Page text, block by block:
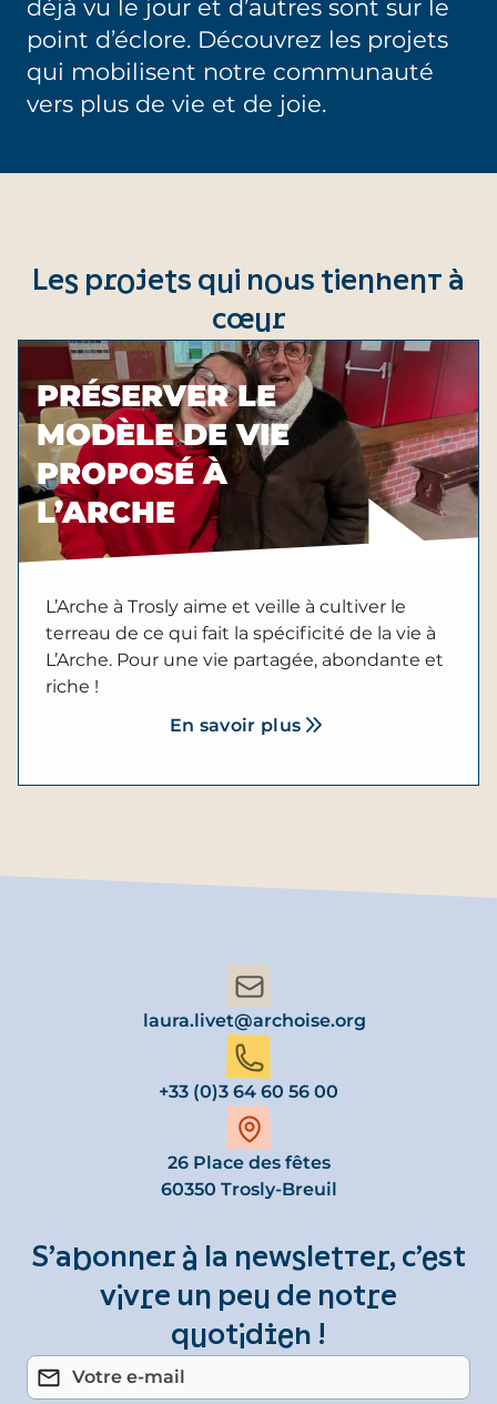
déjà vu le jour et d’autres sont sur le
point d’éclore. Découvrez les projets
qui mobilisent notre communauté
vers plus de vie et de joie.
Les projets qui nous tiennent à
cœur
PRÉSERVER LE
MODÈLE DE VIE
PROPOSÉ À
L’ARCHE
L’Arche à Trosly aime et veille à cultiver le
terreau de ce qui fait la spécificité de la vie à
L’Arche. Pour une vie partagée, abondante et
riche !
En savoir plus
laura.livet@archoise.org
+33 (0)3 64 60 56 00
26 Place des fêtes
60350 Trosly-Breuil
S’abonner à la newsletter, c’est
vivre un peu de notre
quotidien !